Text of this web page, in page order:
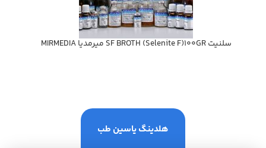
سلنيت SF BROTH (Selenite F)100GR ميرمديا MIRMEDIA
هلدینگ یاسین طب